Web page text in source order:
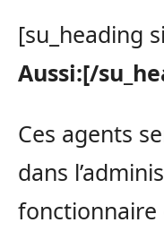
[su_heading
Aussi:[/
Ces agents
dans
fonctionnaire